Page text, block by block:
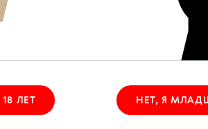
ЛЕТ НЕТ, Я
минимальное количество,
а вот книги сразу две:
Оливии Лэнг и
иллюстрирует первое.
своими